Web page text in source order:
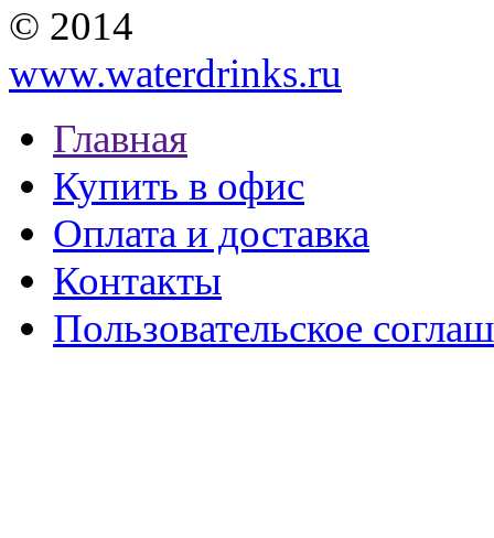
© 2014
www.waterdrinks.ru
Главная
Купить в офис
Оплата и доставка
Контакты
Пользовательское